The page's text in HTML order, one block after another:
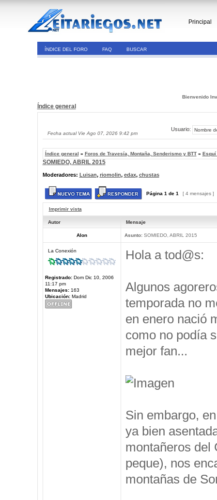
Principal
ÍNDICE DEL FORO FAQ BUSCAR
Bienvenido
Índice general
Fecha actual Vie Ago 07, 2026 9:42 pm
Usuario:
Índice general » Foros de Travesía, Montaña, Senderismo y BTT» Esquí
SOMIEDO, ABRIL 2015
Moderadores: Luisan, riomolin, edax, chustas
Página 1 de 1 [ 4 mensajes ]
Imprimir vista
Autor Mensaje
Alon Asunto:SOMIEDO, ABRIL 2015
La Conexión
Registrado:Dom Dic 10, 2006
11:17 pm
Mensajes:163
Ubicación:Madrid
Hola a tod@s:
Algunos
temporada no
en enero nació
como no podía
mejor fan...
Sin embargo,
ya bien
montañeros del
peque), nos
montañas de